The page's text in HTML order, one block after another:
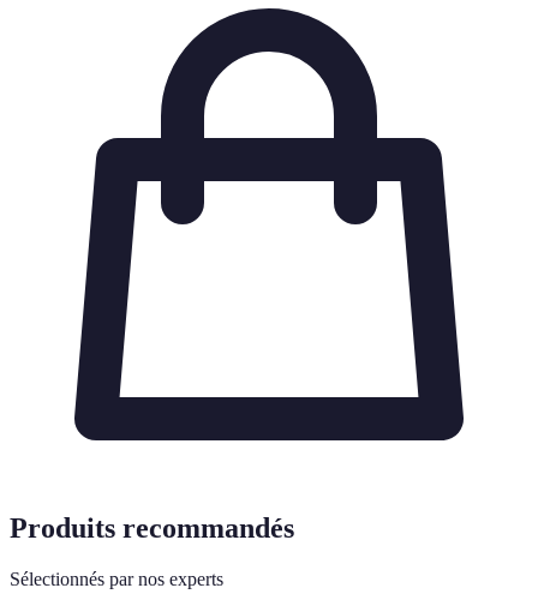
Produits recommandés
Sélectionnés par nos experts